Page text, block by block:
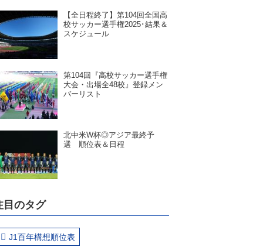
【全日程終了】第104回全国高
校サッカー選手権2025･結果＆
スケジュール
第104回『高校サッカー選手権
大会・出場全48校』登録メン
バーリスト
北中米W杯◎アジア最終予
選 順位表＆日程
目のタグ
J1百年構想順位表